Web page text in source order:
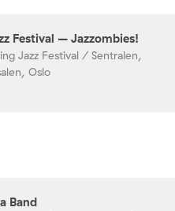
Festival – Jazzombies!
Jazz Festival / Sentralen,
Oslo
Band